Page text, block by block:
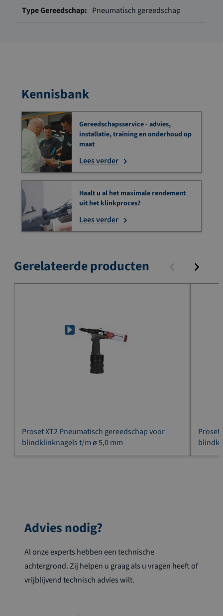
informatie
Pneumatisch gereedschap
Kennisbank
Gereedschapsservice - advies,
installatie, training en onderhoud op
maat
Lees verder
Haalt u al het maximale rendement
uit het klinkproces?
Lees verder
Gerelateerde producten
Proset XT2 Pneumatisch gereedschap voor
blindklinknagels t/m ø 5,0 mm
Proset
Advies nodig?
Al onze experts hebben een technische
achtergrond. Zij helpen u graag als u vragen heeft of
vrijblijvend technisch advies wilt.